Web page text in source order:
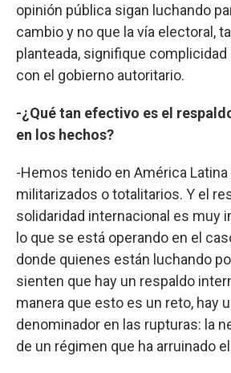
opinión pública sigan luchando
cambio y no que la vía electoral,
planteada, signifique
con el gobierno autoritario.
-¿Qué tan efectivo es el
en los hechos?
-Hemos tenido en América
militarizados o totalitarios. Y el
solidaridad internacional es muy
lo que se está operando en el
donde quienes están luchando
sienten que hay un respaldo
manera que esto es un reto, hay
denominador en las rupturas: la
de un régimen que ha arruinado